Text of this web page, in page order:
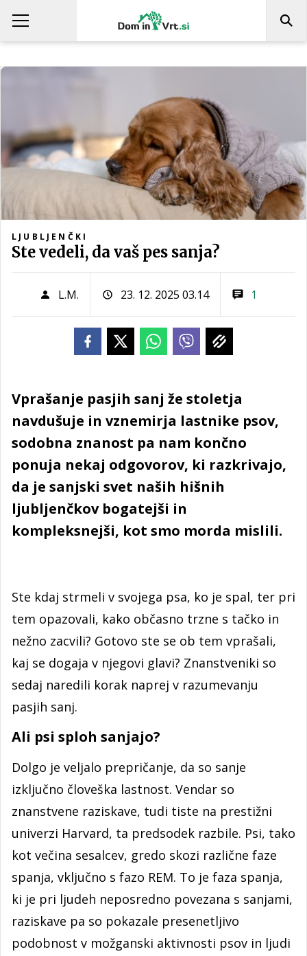
LJUBLJENČKI
Ste vedeli, da vaš pes sanja?
L.M. 23. 12. 2025 03.14 1
Vprašanje pasjih sanj že stoletja
navdušuje in vznemirja lastnike psov,
sodobna znanost pa nam končno
ponuja nekaj odgovorov, ki razkrivajo,
da je sanjski svet naših hišnih
ljubljenčkov bogatejši in
kompleksnejši, kot smo morda mislili.
Ste kdaj strmeli v svojega psa, ko je spal, ter pri
tem opazovali, kako občasno trzne s tačko in
nežno zacvili? Gotovo ste se ob tem vprašali,
kaj se dogaja v njegovi glavi? Znanstveniki so
sedaj naredili korak naprej v razumevanju
pasjih sanj.
Ali psi sploh sanjajo?
Dolgo je veljalo prepričanje, da so sanje
izključno človeška lastnost. Vendar so
znanstvene raziskave, tudi tiste na prestižni
univerzi Harvard, ta predsodek razbile. Psi, tako
kot večina sesalcev, gredo skozi različne faze
spanja, vključno s fazo REM. To je faza spanja,
ki je pri ljudeh neposredno povezana s sanjami,
raziskave pa so pokazale presenetljivo
podobnost v možganski aktivnosti psov in ljudi